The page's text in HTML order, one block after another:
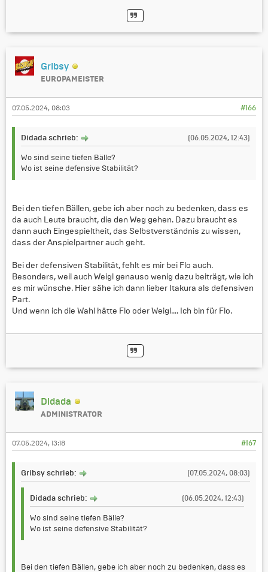
Gribsy
EUROPAMEISTER
#166
07.05.2024, 08:03
(06.05.2024, 12:43)
Didada schrieb:
Wo sind seine tiefen Bälle?
Wo ist seine defensive Stabilität?
Bei den tiefen Bällen, gebe ich aber noch zu bedenken, dass es
da auch Leute braucht, die den Weg gehen. Dazu braucht es
dann auch Eingespieltheit, das Selbstverständnis zu wissen,
dass der Anspielpartner auch geht.
Bei der defensiven Stabilität, fehlt es mir bei Flo auch.
Besonders, weil auch Weigl genauso wenig dazu beiträgt, wie ich
es mir wünsche. Hier sähe ich dann lieber Itakura als defensiven
Part.
Und wenn ich die Wahl hätte Flo oder Weigl.... Ich bin für Flo.
Didada
ADMINISTRATOR
#167
07.05.2024, 13:18
(07.05.2024, 08:03)
Gribsy schrieb:
(06.05.2024, 12:43)
Didada schrieb:
Wo sind seine tiefen Bälle?
Wo ist seine defensive Stabilität?
Bei den tiefen Bällen, gebe ich aber noch zu bedenken, dass es